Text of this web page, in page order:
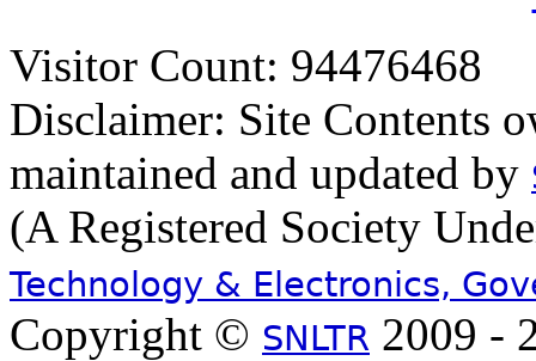
Visitor Count: 94476468
Disclaimer: Site Contents
maintained and updated by
(A Registered Society
Technology & Electronics,
Copyright © SNLTR 2009 -